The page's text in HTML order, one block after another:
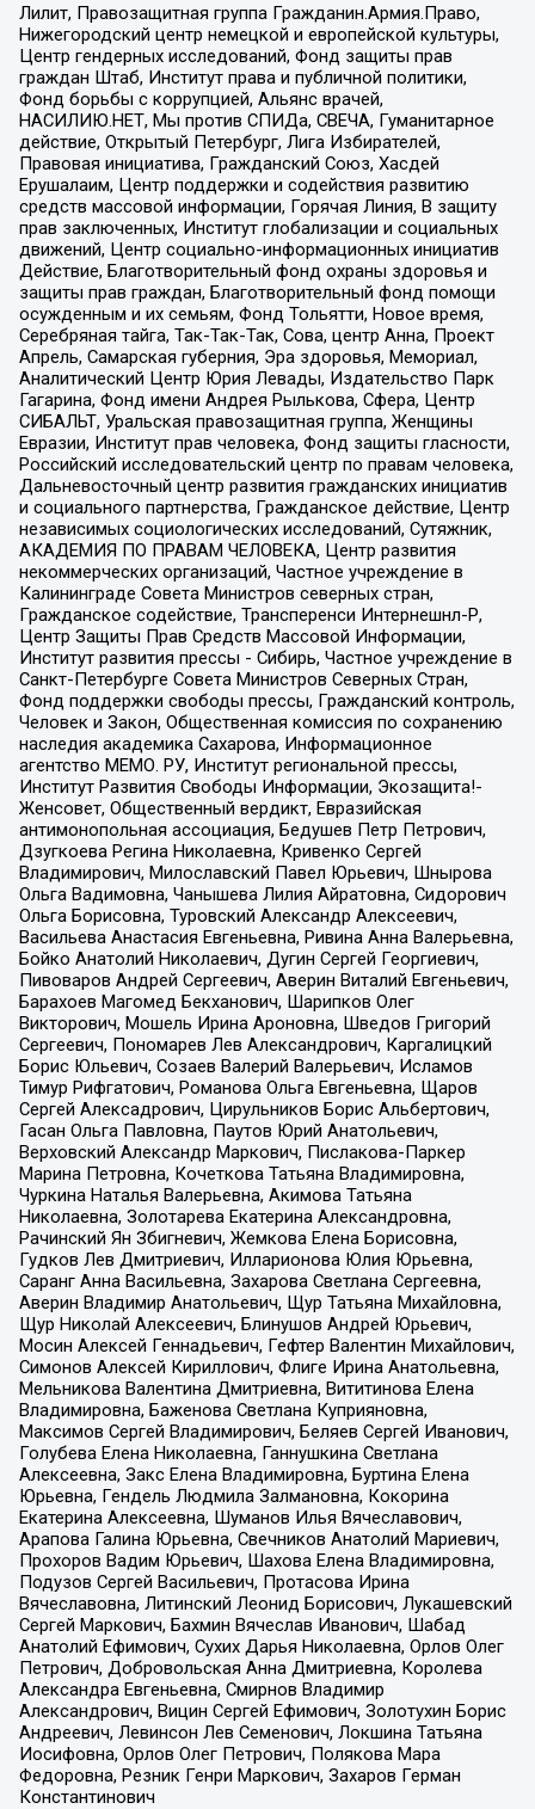
Лилит, Правозащитная группа Гражданин.Армия.Право,
Нижегородский центр немецкой и европейской культуры,
Центр гендерных исследований, Фонд защиты прав
граждан Штаб, Институт права и публичной политики,
Фонд борьбы с коррупцией, Альянс врачей,
НАСИЛИЮ.НЕТ, Мы против СПИДа, СВЕЧА, Гуманитарное
действие, Открытый Петербург, Лига Избирателей,
Правовая инициатива, Гражданский Союз, Хасдей
Ерушалаим, Центр поддержки и содействия развитию
средств массовой информации, Горячая Линия, В защиту
прав заключенных, Институт глобализации и социальных
движений, Центр социально-информационных инициатив
Действие, Благотворительный фонд охраны здоровья и
защиты прав граждан, Благотворительный фонд помощи
осужденным и их семьям, Фонд Тольятти, Новое время,
Серебряная тайга, Так-Так-Так, Сова, центр Анна, Проект
Апрель, Самарская губерния, Эра здоровья, Мемориал,
Аналитический Центр Юрия Левады, Издательство Парк
Гагарина, Фонд имени Андрея Рылькова, Сфера, Центр
СИБАЛЬТ, Уральская правозащитная группа, Женщины
Евразии, Институт прав человека, Фонд защиты гласности,
Российский исследовательский центр по правам человека,
Дальневосточный центр развития гражданских инициатив
и социального партнерства, Гражданское действие, Центр
независимых социологических исследований, Сутяжник,
АКАДЕМИЯ ПО ПРАВАМ ЧЕЛОВЕКА, Центр развития
некоммерческих организаций, Частное учреждение в
Калининграде Совета Министров северных стран,
Гражданское содействие, Трансперенси Интернешнл-Р,
Центр Защиты Прав Средств Массовой Информации,
Институт развития прессы - Сибирь, Частное учреждение в
Санкт-Петербурге Совета Министров Северных Стран,
Фонд поддержки свободы прессы, Гражданский контроль,
Человек и Закон, Общественная комиссия по сохранению
наследия академика Сахарова, Информационное
агентство МЕМО. РУ, Институт региональной прессы,
Институт Развития Свободы Информации, Экозащита!-
Женсовет, Общественный вердикт, Евразийская
антимонопольная ассоциация, Бедушев Петр Петрович,
Дзугкоева Регина Николаевна, Кривенко Сергей
Владимирович, Милославский Павел Юрьевич, Шнырова
Ольга Вадимовна, Чанышева Лилия Айратовна, Сидорович
Ольга Борисовна, Туровский Александр Алексеевич,
Васильева Анастасия Евгеньевна, Ривина Анна Валерьевна,
Бойко Анатолий Николаевич, Дугин Сергей Георгиевич,
Пивоваров Андрей Сергеевич, Аверин Виталий Евгеньевич,
Барахоев Магомед Бекханович, Шарипков Олег
Викторович, Мошель Ирина Ароновна, Шведов Григорий
Сергеевич, Пономарев Лев Александрович, Каргалицкий
Борис Юльевич, Созаев Валерий Валерьевич, Исламов
Тимур Рифгатович, Романова Ольга Евгеньевна, Щаров
Сергей Алексадрович, Цирульников Борис Альбертович,
Гасан Ольга Павловна, Паутов Юрий Анатольевич,
Верховский Александр Маркович, Пислакова-Паркер
Марина Петровна, Кочеткова Татьяна Владимировна,
Чуркина Наталья Валерьевна, Акимова Татьяна
Николаевна, Золотарева Екатерина Александровна,
Рачинский Ян Збигневич, Жемкова Елена Борисовна,
Гудков Лев Дмитриевич, Илларионова Юлия Юрьевна,
Саранг Анна Васильевна, Захарова Светлана Сергеевна,
Аверин Владимир Анатольевич, Щур Татьяна Михайловна,
Щур Николай Алексеевич, Блинушов Андрей Юрьевич,
Мосин Алексей Геннадьевич, Гефтер Валентин Михайлович,
Симонов Алексей Кириллович, Флиге Ирина Анатольевна,
Мельникова Валентина Дмитриевна, Вититинова Елена
Владимировна, Баженова Светлана Куприяновна,
Максимов Сергей Владимирович, Беляев Сергей Иванович,
Голубева Елена Николаевна, Ганнушкина Светлана
Алексеевна, Закс Елена Владимировна, Буртина Елена
Юрьевна, Гендель Людмила Залмановна, Кокорина
Екатерина Алексеевна, Шуманов Илья Вячеславович,
Арапова Галина Юрьевна, Свечников Анатолий Мариевич,
Прохоров Вадим Юрьевич, Шахова Елена Владимировна,
Подузов Сергей Васильевич, Протасова Ирина
Вячеславовна, Литинский Леонид Борисович, Лукашевский
Сергей Маркович, Бахмин Вячеслав Иванович, Шабад
Анатолий Ефимович, Сухих Дарья Николаевна, Орлов Олег
Петрович, Добровольская Анна Дмитриевна, Королева
Александра Евгеньевна, Смирнов Владимир
Александрович, Вицин Сергей Ефимович, Золотухин Борис
Андреевич, Левинсон Лев Семенович, Локшина Татьяна
Иосифовна, Орлов Олег Петрович, Полякова Мара
Федоровна, Резник Генри Маркович, Захаров Герман
Константинович